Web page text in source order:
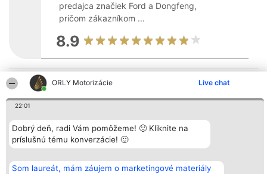
ORLY Motorizácie Live chat
22:01
Dobrý deň, radi Vám pomôžeme! 🙂 Kliknite na
príslušnú tému konverzácie! 🙂
Som laureát, mám záujem o marketingové materiály
predajca značiek Ford a Dongfeng,
pričom zákazníkom ...
8.9
Organizátor hodnotenia
Bright Side Solutions sp. z o.
o. sp. k.
ul. Ruska 22
KRS 0000749100 | Regon
381313360 | NIP 8943132676
+48 508 492 400
Lista
Podmienky
Obchodné
podmienky
ochrany
osobných
Kontakt